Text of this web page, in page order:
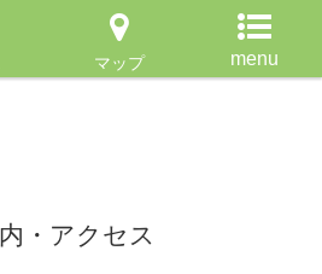
マップ
内・アクセス